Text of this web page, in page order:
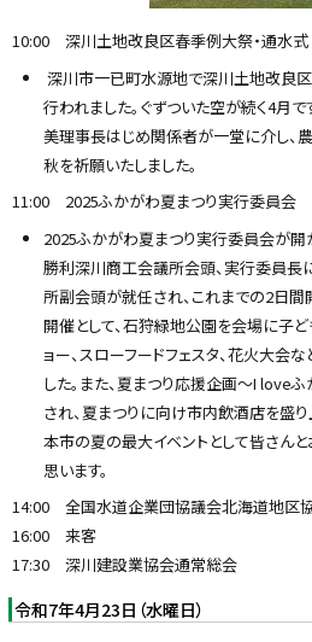
10:00 深川土地改良区春季例大祭・通水式
深川市一已町水源地で深川土地改良
行われました。ぐずついた空が続く4月
美理事長はじめ関係者が一堂に介し、
秋を祈願いたしました。
11:00 2025ふかがわ夏まつり実行委員会
2025ふかがわ夏まつり実行委員会が開
勝利深川商工会議所会頭、実行委員
所副会頭が就任され、これまでの2日
開催として、石狩緑地公園を会場に子
ョー、スローフードフェスタ、花火大会
した。また、夏まつり応援企画〜I love
され、夏まつりに向け市内飲酒店を盛
本市の夏の最大イベントとして皆さん
思います。
14:00 全国水道企業団協議会北海道地区
16:00 来客
17:30 深川建設業協会通常総会
令和7年4月23日（水曜日）